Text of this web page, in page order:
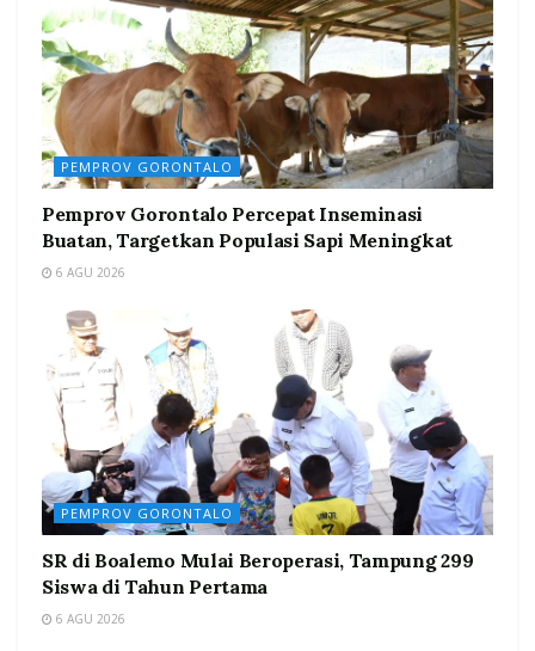
PEMPROV GORONTALO
Pemprov Gorontalo Percepat Inseminasi
Buatan, Targetkan Populasi Sapi Meningkat
6 AGU 2026
PEMPROV GORONTALO
SR di Boalemo Mulai Beroperasi, Tampung 299
Siswa di Tahun Pertama
6 AGU 2026